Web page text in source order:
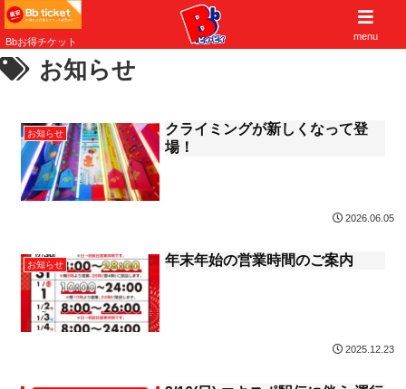
子供から大人まで遊べる大阪北摂の遊び場
お知らせ
お知らせ
クライミングが新しくなって登
場！
2026.06.05
お知らせ 年末年始の営業時間のご案内
2025.12.23
Bbお得チケット
menu